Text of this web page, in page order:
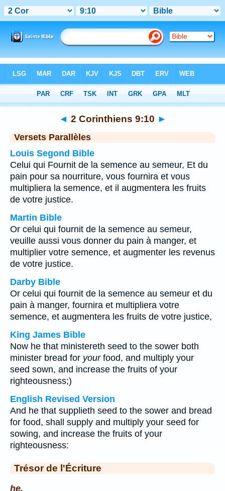
> Chapitre 9 > Verset 10
◄ 2 Corinthiens 9:10 ►
Versets Parallèles
Louis Segond Bible
Celui qui Fournit de la semence au semeur, Et du
pain pour sa nourriture, vous fournira et vous
multipliera la semence, et il augmentera les fruits
de votre justice.
Martin Bible
Or celui qui fournit de la semence au semeur,
veuille aussi vous donner du pain à manger, et
multiplier votre semence, et augmenter les revenus
de votre justice.
Darby Bible
Or celui qui fournit de la semence au semeur et du
pain à manger, fournira et multipliera votre
semence, et augmentera les fruits de votre justice,
King James Bible
Now he that ministereth seed to the sower both
minister bread for yourfood, and multiply your
seed sown, and increase the fruits of your
righteousness;)
English Revised Version
And he that supplieth seed to the sower and bread
for food, shall supply and multiply your seed for
sowing, and increase the fruits of your
righteousness:
Trésor de l'Écriture
he.